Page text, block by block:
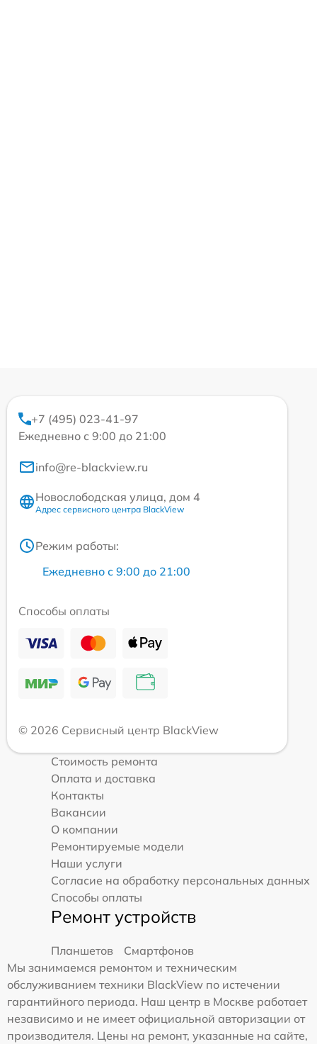
+7 (495) 023-41-97
Ежедневно с 9:00 до 21:00
info@re-blackview.ru
Новослободская улица, дом 4
Адрес сервисного центра BlackView
Режим работы:
Ежедневно с 9:00 до 21:00
Способы оплаты
© 2026 Сервисный центр BlackView
Стоимость ремонта
Оплата и доставка
Контакты
Вакансии
О компании
Ремонтируемые модели
Наши услуги
Согласие на обработку персональных данных
Способы оплаты
Ремонт устройств
Планшетов
Смартфонов
Мы занимаемся ремонтом и техническим
обслуживанием техники BlackView по истечении
гарантийного периода. Наш центр в Москве работает
независимо и не имеет официальной авторизации от
производителя. Цены на ремонт, указанные на сайте,